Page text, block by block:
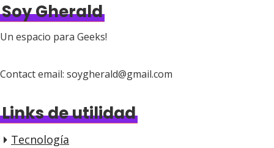
Soy Gherald
Un espacio para Geeks!
Contact email: soygherald@gmail.com
Links de utilidad
Tecnología